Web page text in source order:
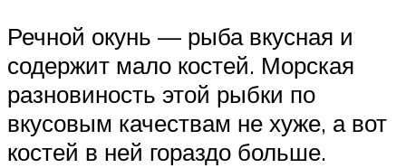
Речной окунь — рыба вкусная и
содержит мало костей. Морская
разновиность этой рыбки по
вкусовым качествам не хуже, а вот
костей в ней гораздо больше.